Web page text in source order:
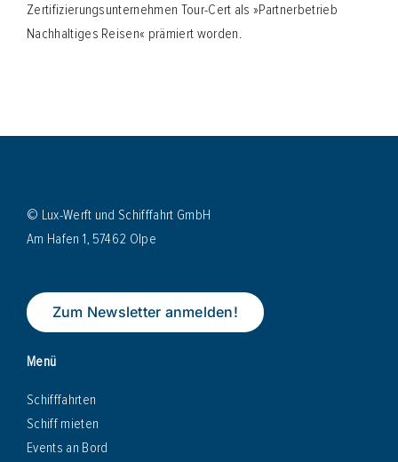
Zertifizierungsunternehmen Tour-Cert als »Partnerbetrieb
Nachhaltiges Reisen« prämiert worden.
© Lux-Werft und Schifffahrt GmbH
Am Hafen 1, 57462 Olpe
Zum Newsletter anmelden!
Menü
Schifffahrten
Schiff mieten
Events an Bord